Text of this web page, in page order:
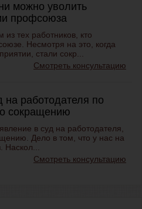
можно уволить
профсоюза
тех работников, кто
Несмотря на это, когда
стали сокр...
Смотреть консультацию
работодателя по
сокращению
в суд на работодателя,
Дело в том, что у нас на
Наскол...
Смотреть консультацию